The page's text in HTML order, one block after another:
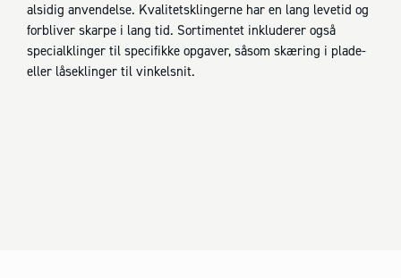
alsidig anvendelse. Kvalitetsklingerne har en lang levetid og
forbliver skarpe i lang tid. Sortimentet inkluderer også
specialklinger til specifikke opgaver, såsom skæring i plade-
eller låseklinger til vinkelsnit.